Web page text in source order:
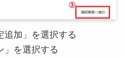
追加」を選択する
」を選択する